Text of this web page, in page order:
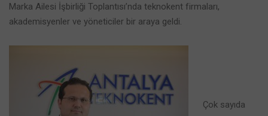
Marka Ailesi İşbirliği Toplantısı’nda teknokent firmaları,
akademisyenler ve yöneticiler bir araya geldi.
Çok sayıda